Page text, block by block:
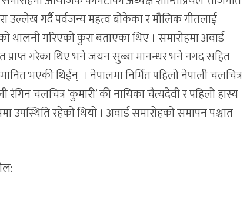
उल्लेख गर्दै पर्वजन्य महत्व बोकेका र मौलिक गीतलाई
थालनी गरिएको कुरा बताएका थिए । समारोहमा अवार्ड
प्राप्त गरेका थिए भने जयन सुब्बा मानन्धर भने नगद सहित
भएकी थिईन् । नेपालमा निर्मित पहिलो नेपाली चलचित्र
चलचित्र ‘कुमारी’ की नायिका चैत्यदेवी र पहिलो हास्य
उपस्थिति रहेको थियो । अवार्ड समारोहको समापन पश्चात